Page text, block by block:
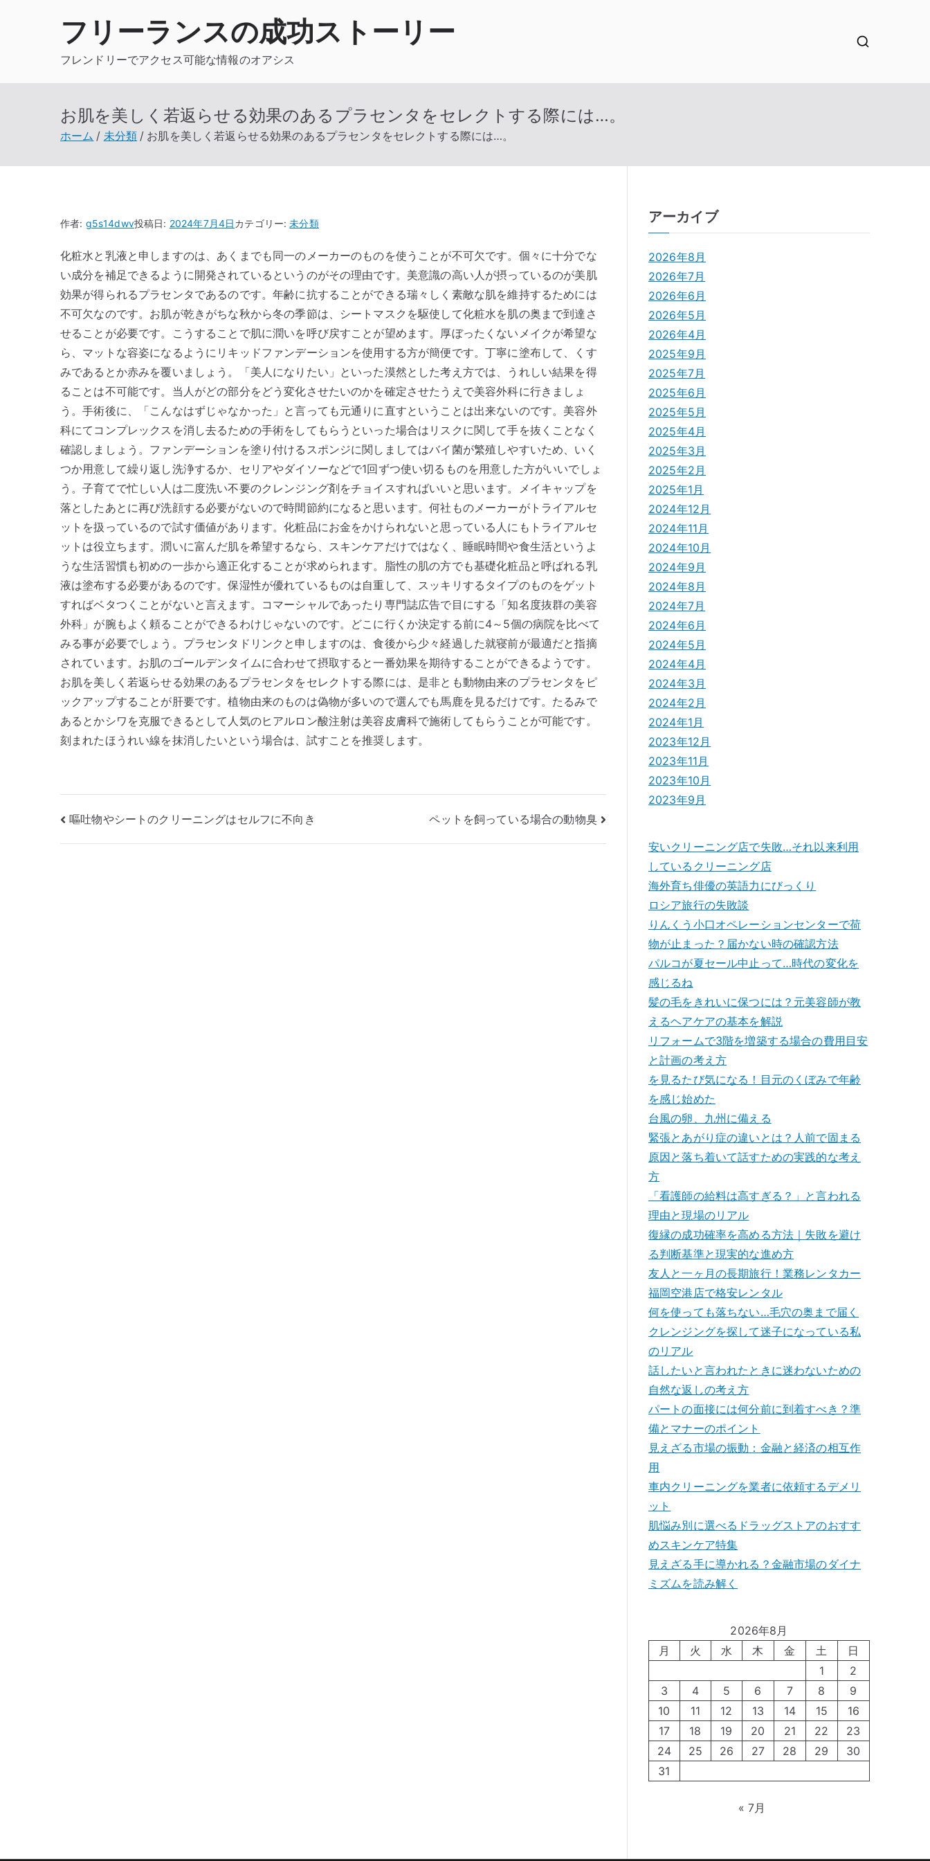
フリーランスの成功ストーリー
フレンドリーでアクセス可能な情報のオアシス
お肌を美しく若返らせる効果のあるプラセンタをセレクトする際には…。
ホーム 未分類 お肌を美しく若返らせる効果のあるプラセンタをセレクトする際には…。
作者: g5s14dwv投稿日: 2024年7月4日カテゴリー:未分類
化粧水と乳液と申しますのは、あくまでも同一のメーカーのものを使うことが不可欠です。個々に十分でな
い成分を補足できるように開発されているというのがその理由です。美意識の高い人が摂っているのが美肌
効果が得られるプラセンタであるのです。年齢に抗することができる瑞々しく素敵な肌を維持するためには
不可欠なのです。お肌が乾きがちな秋から冬の季節は、シートマスクを駆使して化粧水を肌の奥まで到達さ
せることが必要です。こうすることで肌に潤いを呼び戻すことが望めます。厚ぼったくないメイクが希望な
ら、マットな容姿になるようにリキッドファンデーションを使用する方が簡便です。丁寧に塗布して、くす
みであるとか赤みを覆いましょう。「美人になりたい」といった漠然とした考え方では、うれしい結果を得
ることは不可能です。当人がどの部分をどう変化させたいのかを確定させたうえで美容外科に行きましょ
う。手術後に、「こんなはずじゃなかった」と言っても元通りに直すということは出来ないのです。美容外
科にてコンプレックスを消し去るための手術をしてもらうといった場合はリスクに関して手を抜くことなく
確認しましょう。ファンデーションを塗り付けるスポンジに関しましてはバイ菌が繁殖しやすいため、いく
つか用意して繰り返し洗浄するか、セリアやダイソーなどで1回ずつ使い切るものを用意した方がいいでしょ
う。子育てで忙しい人は二度洗い不要のクレンジング剤をチョイスすればいいと思います。メイキャップを
落としたあとに再び洗顔する必要がないので時間節約になると思います。何社ものメーカーがトライアルセ
ットを扱っているので試す価値があります。化粧品にお金をかけられないと思っている人にもトライアルセ
ットは役立ちます。潤いに富んだ肌を希望するなら、スキンケアだけではなく、睡眠時間や食生活というよ
うな生活習慣も初めの一歩から適正化することが求められます。脂性の肌の方でも基礎化粧品と呼ばれる乳
液は塗布する必要があるのです。保湿性が優れているものは自重して、スッキリするタイプのものをゲット
すればベタつくことがないと言えます。コマーシャルであったり専門誌広告で目にする「知名度抜群の美容
外科」が腕もよく頼ることができるわけじゃないのです。どこに行くか決定する前に4～5個の病院を比べて
みる事が必要でしょう。プラセンタドリンクと申しますのは、食後から少々経過した就寝前が最適だと指摘
されています。お肌のゴールデンタイムに合わせて摂取すると一番効果を期待することができるようです。
お肌を美しく若返らせる効果のあるプラセンタをセレクトする際には、是非とも動物由来のプラセンタをピ
ックアップすることが肝要です。植物由来のものは偽物が多いので選んでも馬鹿を見るだけです。たるみで
あるとかシワを克服できるとして人気のヒアルロン酸注射は美容皮膚科で施術してもらうことが可能です。
刻まれたほうれい線を抹消したいという場合は、試すことを推奨します。
投
稿
嘔吐物やシートのクリーニングはセルフに不向き ペットを飼っている場合の動物臭
アーカイブ
2026年8月
2026年7月
2026年6月
2026年5月
2026年4月
2025年9月
2025年7月
2025年6月
2025年5月
2025年4月
2025年3月
2025年2月
2025年1月
2024年12月
2024年11月
2024年10月
2024年9月
2024年8月
2024年7月
2024年6月
2024年5月
2024年4月
2024年3月
2024年2月
2024年1月
2023年12月
2023年11月
2023年10月
2023年9月
安いクリーニング店で失敗…それ以来利用
しているクリーニング店
海外育ち俳優の英語力にびっくり
ロシア旅行の失敗談
りんくう小口オペレーションセンターで荷
物が止まった？届かない時の確認方法
パルコが夏セール中止って…時代の変化を
感じるね
髪の毛をきれいに保つには？元美容師が教
えるヘアケアの基本を解説
リフォームで3階を増築する場合の費用目安
と計画の考え方
を見るたび気になる！目元のくぼみで年齢
を感じ始めた
台風の卵、九州に備える
緊張とあがり症の違いとは？人前で固まる
原因と落ち着いて話すための実践的な考え
方
「看護師の給料は高すぎる？」と言われる
理由と現場のリアル
復縁の成功確率を高める方法｜失敗を避け
る判断基準と現実的な進め方
友人と一ヶ月の長期旅行！業務レンタカー
福岡空港店で格安レンタル
何を使っても落ちない…毛穴の奥まで届く
クレンジングを探して迷子になっている私
のリアル
話したいと言われたときに迷わないための
自然な返しの考え方
パートの面接には何分前に到着すべき？準
備とマナーのポイント
見えざる市場の振動：金融と経済の相互作
用
車内クリーニングを業者に依頼するデメリ
ット
肌悩み別に選べるドラッグストアのおすす
めスキンケア特集
見えざる手に導かれる？金融市場のダイナ
ミズムを読み解く
2026年8月
月
火 水 木 金 土
日
1
2
3
4 5 6 7 8
9
10
11 12 13 14 15
16
17
18 19 20 21 22
23
24
25 26 27 28 29
30
31
« 7月